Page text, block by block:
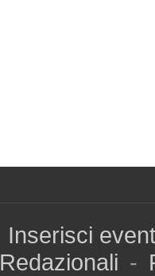
Inserisci
Redazionali -